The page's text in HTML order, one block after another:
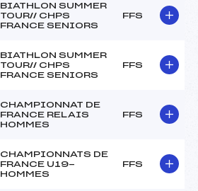
BIATHLON SUMMER
TOUR// CHPS
FRANCE SENIORS
FFS
BIATHLON SUMMER
TOUR// CHPS
FRANCE SENIORS
FFS
CHAMPIONNAT DE
FRANCE RELAIS
HOMMES
FFS
CHAMPIONNATS DE
FRANCE U19-
HOMMES
FFS